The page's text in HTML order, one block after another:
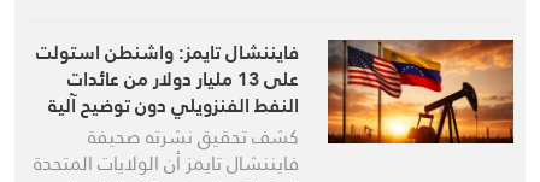
فايننشال تايمز: واشنطن استولت
على 13 مليار دولار من عائدات
النفط الفنزويلي دون توضيح آلية
إنفاقها
كشف تحقيق نشرته صحيفة
فايننشال تايمز أن الولايات المتحدة